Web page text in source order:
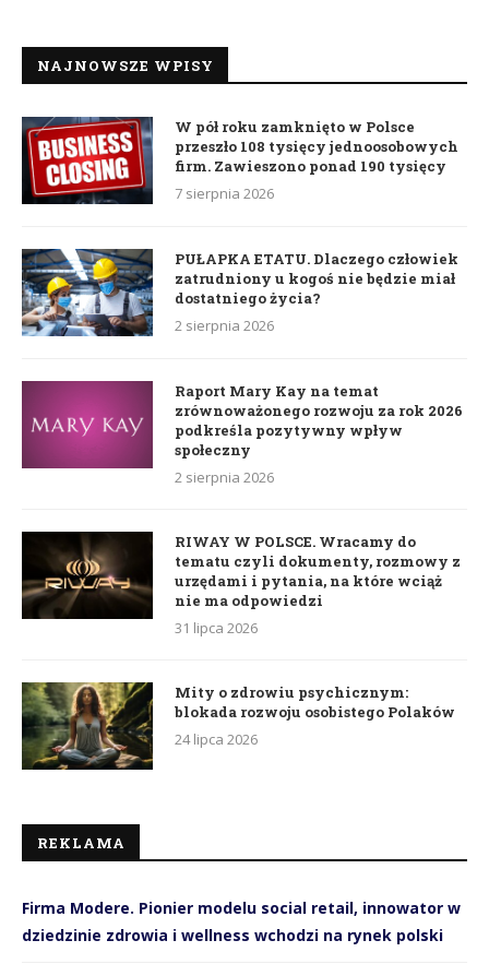
NAJNOWSZE WPISY
W pół roku zamknięto w Polsce
przeszło 108 tysięcy jednoosobowych
firm. Zawieszono ponad 190 tysięcy
7 sierpnia 2026
PUŁAPKA ETATU. Dlaczego człowiek
zatrudniony u kogoś nie będzie miał
dostatniego życia?
2 sierpnia 2026
Raport Mary Kay na temat
zrównoważonego rozwoju za rok 2026
podkreśla pozytywny wpływ
społeczny
2 sierpnia 2026
RIWAY W POLSCE. Wracamy do
tematu czyli dokumenty, rozmowy z
urzędami i pytania, na które wciąż
nie ma odpowiedzi
31 lipca 2026
Mity o zdrowiu psychicznym:
blokada rozwoju osobistego Polaków
24 lipca 2026
REKLAMA
Firma Modere. Pionier modelu social retail, innowator w
dziedzinie zdrowia i wellness wchodzi na rynek polski